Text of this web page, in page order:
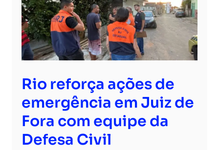
Rio reforça ações de
emergência em Juiz de
Fora com equipe da
Defesa Civil